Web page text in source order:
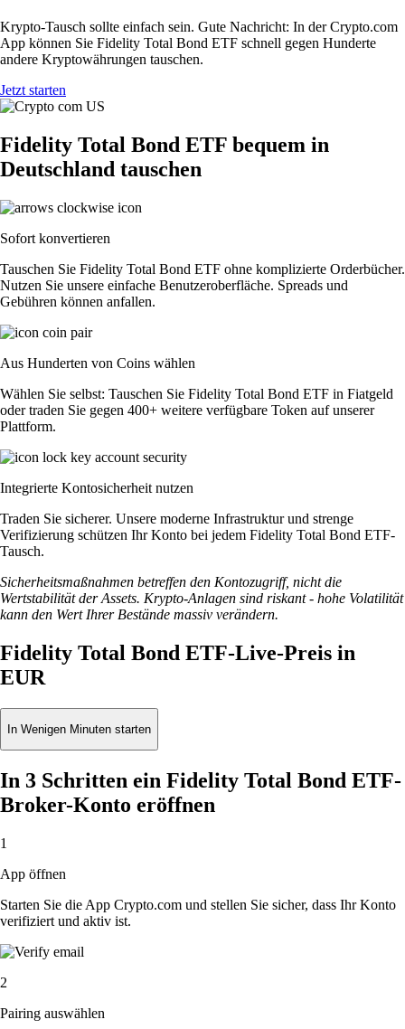
Krypto-Tausch sollte einfach sein. Gute Nachricht: In der Crypto.com
App können Sie Fidelity Total Bond ETF schnell gegen Hunderte
andere Kryptowährungen tauschen.
Jetzt starten
Fidelity Total Bond ETF bequem in
Deutschland tauschen
Sofort konvertieren
Tauschen Sie Fidelity Total Bond ETF ohne komplizierte Orderbücher.
Nutzen Sie unsere einfache Benutzeroberfläche. Spreads und
Gebühren können anfallen.
Aus Hunderten von Coins wählen
Wählen Sie selbst: Tauschen Sie Fidelity Total Bond ETF in Fiatgeld
oder traden Sie gegen 400+ weitere verfügbare Token auf unserer
Plattform.
Integrierte Kontosicherheit nutzen
Traden Sie sicherer. Unsere moderne Infrastruktur und strenge
Verifizierung schützen Ihr Konto bei jedem Fidelity Total Bond ETF-
Tausch.
Sicherheitsmaßnahmen betreffen den Kontozugriff, nicht die
Wertstabilität der Assets. Krypto-Anlagen sind riskant - hohe Volatilität
kann den Wert Ihrer Bestände massiv verändern.
Fidelity Total Bond ETF-Live-Preis in
EUR
In Wenigen Minuten starten
In 3 Schritten ein Fidelity Total Bond ETF-
Broker-Konto eröffnen
1
App öffnen
Starten Sie die App Crypto.com und stellen Sie sicher, dass Ihr Konto
verifiziert und aktiv ist.
2
Pairing auswählen